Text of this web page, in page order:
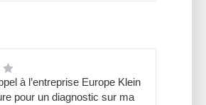
à l’entreprise Europe Klein
pour un diagnostic sur ma